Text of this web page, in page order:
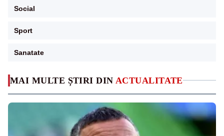
MAI MULTE ȘTIRI DIN ACTUALITATE
Social
Sport
Sanatate